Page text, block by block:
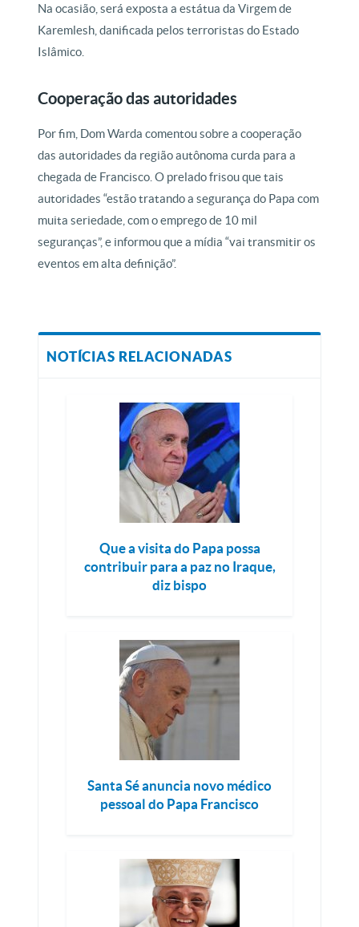
Na ocasião, será exposta a estátua da Virgem de
Karemlesh, danificada pelos terroristas do Estado
Islâmico.
Cooperação das autoridades
Por fim, Dom Warda comentou sobre a cooperação
das autoridades da região autônoma curda para a
chegada de Francisco. O prelado frisou que tais
autoridades “estão tratando a segurança do Papa com
muita seriedade, com o emprego de 10 mil
seguranças”, e informou que a mídia “vai transmitir os
eventos em alta definição”.
NOTÍCIAS RELACIONADAS
Que a visita do Papa possa
contribuir para a paz no Iraque,
diz bispo
Santa Sé anuncia novo médico
pessoal do Papa Francisco